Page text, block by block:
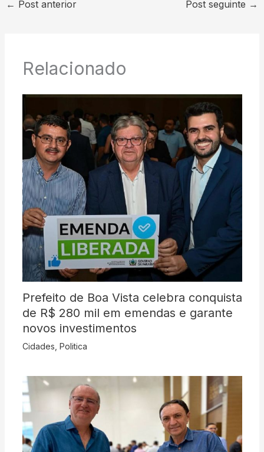
← Post anterior Post seguinte →
Relacionado
Prefeito de Boa Vista celebra conquista
de R$ 280 mil em emendas e garante
novos investimentos
Cidades Politica